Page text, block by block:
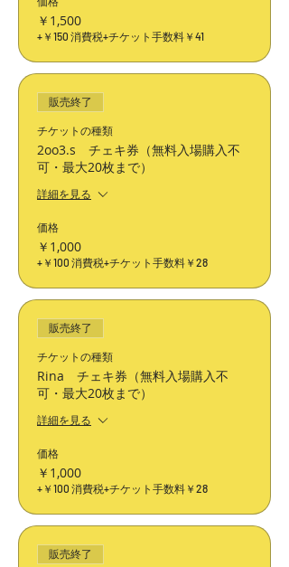
￥1,500
+￥150 消費税+チケット手数料￥41
販売終了
チケットの種類
2oo3.s チェキ券（無料入場購入不
可・最大20枚まで）
詳細を見る
価格
￥1,000
+￥100 消費税+チケット手数料￥28
販売終了
チケットの種類
Rina チェキ券（無料入場購入不
可・最大20枚まで）
詳細を見る
価格
￥1,000
+￥100 消費税+チケット手数料￥28
販売終了